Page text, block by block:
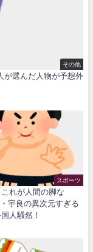
その他
が選んだ人物が予想外
スポーツ
これが人間の脚な
宇良の異次元すぎる
人騒然！